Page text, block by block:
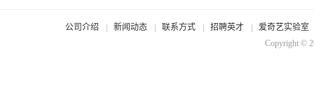
公司介绍 新闻动态 联系方式 招聘英才
爱奇艺实验室
Copyright ©